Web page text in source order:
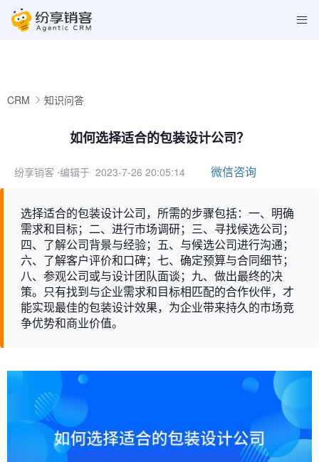
CRM 知识问答
如何选择适合的包装设计公司？
纷享销客 ⋅编辑于 2023-7-26 20:05:14 微信咨询
选择适合的包装设计公司，所需的步骤包括：一、明确
需求和目标；二、进行市场调研；三、寻找候选公司；
四、了解公司背景与经验；五、与候选公司进行沟通；
六、了解客户评价和口碑；七、确定预算与合同细节；
八、参观公司或与设计团队面谈；九、做出最终的决
策。只有找到与企业需求和目标相匹配的合作伙伴，才
能实现最佳的包装设计效果，为企业带来持久的市场竞
争优势和商业价值。